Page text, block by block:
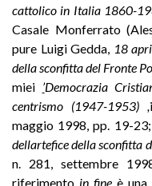
cattolico in Italia 1860-
Casale Monferrato
pure Luigi Gedda, 18
della sconfitta del Fronte
miei ’Democrazia
centrismo (1947-1953) ,
maggio 1998, pp. 19-
dellartefice della sconfitta
n. 281, settembre
riferimento in fine è